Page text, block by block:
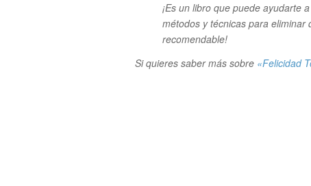
¡Es un libro que puede ayudarte
métodos y técnicas para eliminar
recomendable!
Si quieres saber más sobre «Felicidad